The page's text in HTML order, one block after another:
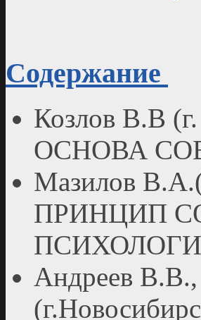
Содержание
Козлов В.В
ОСНОВА
Мазилов
ПРИНЦИП
Андреев